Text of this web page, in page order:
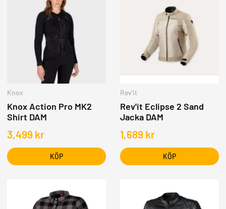
Knox
Knox Action Pro MK2
Shirt DAM
3,499 kr
KÖP
Rev'it
Rev'it Eclipse 2 Sand
Jacka DAM
1,689 kr
KÖP